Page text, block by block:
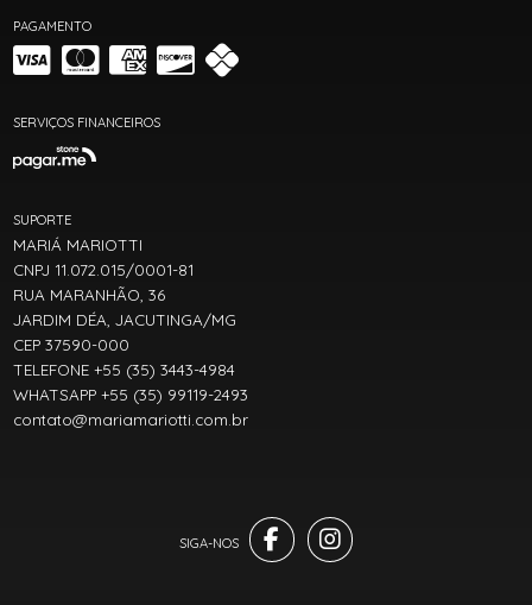
PAGAMENTO
SERVIÇOS FINANCEIROS
SUPORTE
MARIÁ MARIOTTI
CNPJ 11.072.015/0001-81
RUA MARANHÃO, 36
JARDIM DÉA, JACUTINGA/MG
CEP 37590-000
TELEFONE +55 (35) 3443-4984
WHATSAPP +55 (35) 99119-2493
contato@mariamariotti.com.br